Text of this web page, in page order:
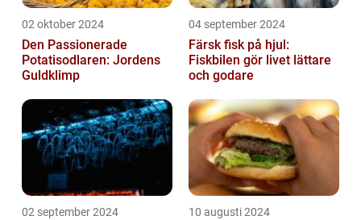
02 oktober 2024
Den Passionerade
Potatisodlaren: Jordens
Guldklimp
04 september 2024
Färsk fisk på hjul:
Fiskbilen gör livet lättare
och godare
02 september 2024 10 augusti 2024